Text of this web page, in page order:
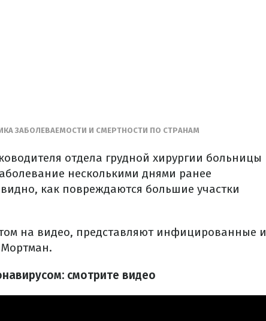
ЗАБОЛЕВАЕМОСТИ И СМЕРТНОСТИ ПО СТРАНАМ
отдела грудной хирургии больницы
несколькими днями ранее
как повреждаются большие участки
на видео, представляют инфицированные и
Мортман.
смотрите видео